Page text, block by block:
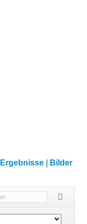
Ergebnisse Bilder